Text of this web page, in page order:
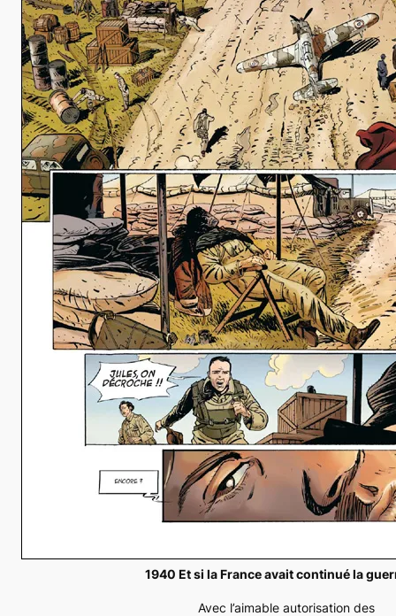
1940 Et si la France avait continué la
Avec l’aimable autorisation des